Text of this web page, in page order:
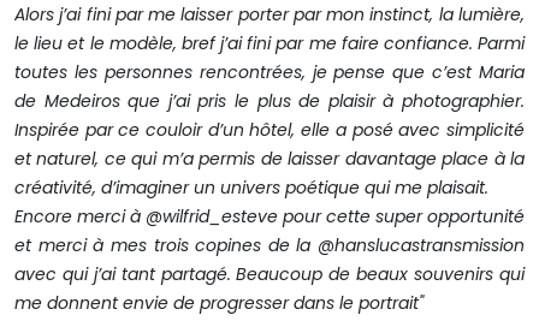
Alors j’ai fini par me laisser porter par mon instinct, la lumière,
le lieu et le modèle, bref j’ai fini par me faire confiance. Parmi
toutes les personnes rencontrées, je pense que c’est Maria
de Medeiros que j’ai pris le plus de plaisir à photographier.
Inspirée par ce couloir d’un hôtel, elle a posé avec simplicité
et naturel, ce qui m’a permis de laisser davantage place à la
créativité, d’imaginer un univers poétique qui me plaisait.
Encore merci à @wilfrid_esteve pour cette super opportunité
et merci à mes trois copines de la @hanslucastransmission
avec qui j’ai tant partagé. Beaucoup de beaux souvenirs qui
me donnent envie de progresser dans le portrait"